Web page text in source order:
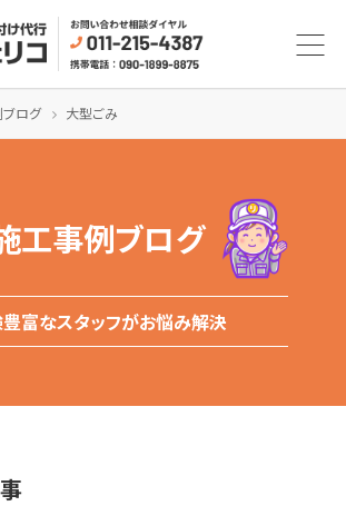
ログ 大型ごみ
工事例ブログ
富なスタッフがお悩み解決